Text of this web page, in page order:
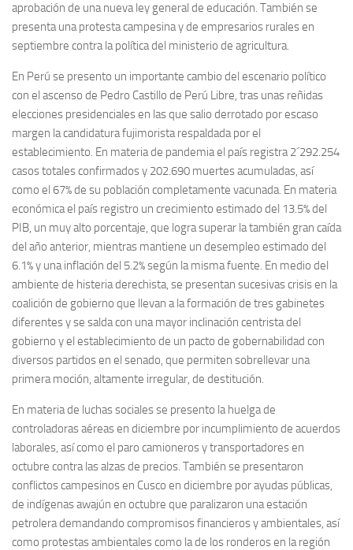
aprobación de una nueva ley general de educación. También se
presenta una protesta campesina y de empresarios rurales en
septiembre contra la política del ministerio de agricultura.
En Perú se presento un importante cambio del escenario político
con el ascenso de Pedro Castillo de Perú Libre, tras unas reñidas
elecciones presidenciales en las que salio derrotado por escaso
margen la candidatura fujimorista respaldada por el
establecimiento. En materia de pandemia el país registra 2´292.254
casos totales confirmados y 202.690 muertes acumuladas, así
como el 67% de su población completamente vacunada. En materia
económica el país registro un crecimiento estimado del 13.5% del
PIB, un muy alto porcentaje, que logra superar la también gran caída
del año anterior, mientras mantiene un desempleo estimado del
6.1% y una inflación del 5.2% según la misma fuente. En medio del
ambiente de histeria derechista, se presentan sucesivas crisis en la
coalición de gobierno que llevan a la formación de tres gabinetes
diferentes y se salda con una mayor inclinación centrista del
gobierno y el establecimiento de un pacto de gobernabilidad con
diversos partidos en el senado, que permiten sobrellevar una
primera moción, altamente irregular, de destitución.
En materia de luchas sociales se presento la huelga de
controladoras aéreas en diciembre por incumplimiento de acuerdos
laborales, así como el paro camioneros y transportadores en
octubre contra las alzas de precios. También se presentaron
conflictos campesinos en Cusco en diciembre por ayudas públicas,
de indígenas awajún en octubre que paralizaron una estación
petrolera demandando compromisos financieros y ambientales, así
como protestas ambientales como la de los ronderos en la región